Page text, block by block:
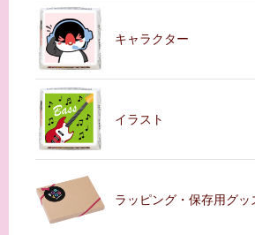
キャラクター
イラスト
ラッピング・保存用グッ